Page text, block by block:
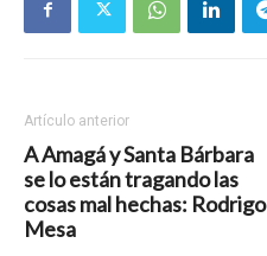
Artículo anterior
A Amagá y Santa Bárbara
se lo están tragando las
cosas mal hechas: Rodrigo
Mesa